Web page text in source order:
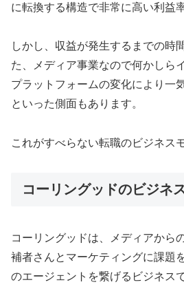
に転換する構造で非常に高い利益
しかし、収益が発生するまでの時
た、メディア事業なので何かしら
プラットフォームの変化により一
といった側面もあります。
これがすべらない転職のビジネス
コーリングッドのビジネ
コーリングッドは、メディアから
補者さんとマーケティングに課題
のエージェントを繋げるビジネス